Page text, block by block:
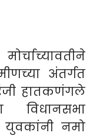
अंतर्गत
हातकणंगले
विधानसभा
नमो